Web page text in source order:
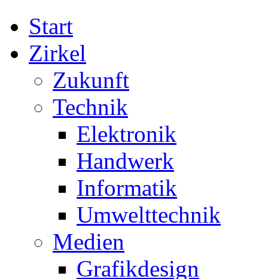
Start
Zirkel
Zukunft
Technik
Elektronik
Handwerk
Informatik
Umwelttechnik
Medien
Grafikdesign